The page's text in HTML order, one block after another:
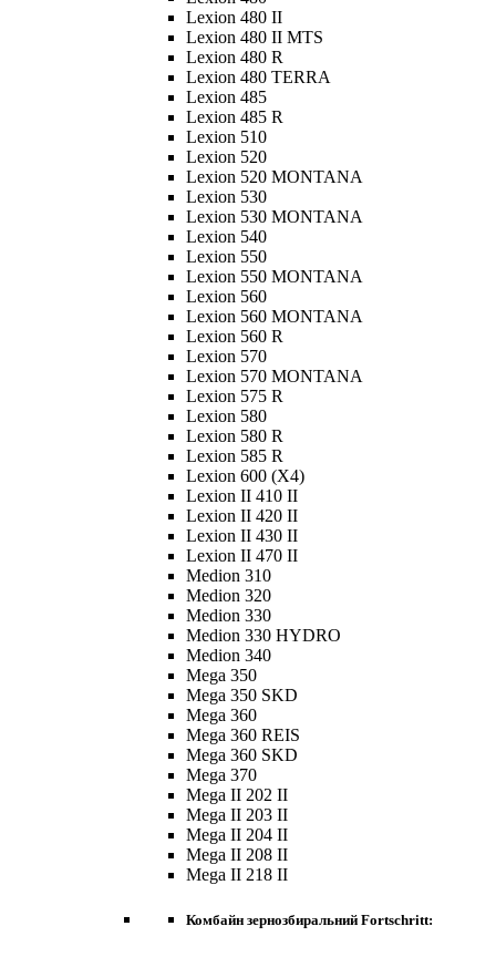
Lexion 480 II
Lexion 480 II MTS
Lexion 480 R
Lexion 480 TERRA
Lexion 485
Lexion 485 R
Lexion 510
Lexion 520
Lexion 520 MONTANA
Lexion 530
Lexion 530 MONTANA
Lexion 540
Lexion 550
Lexion 550 MONTANA
Lexion 560
Lexion 560 MONTANA
Lexion 560 R
Lexion 570
Lexion 570 MONTANA
Lexion 575 R
Lexion 580
Lexion 580 R
Lexion 585 R
Lexion 600 (X4)
Lexion II 410 II
Lexion II 420 II
Lexion II 430 II
Lexion II 470 II
Medion 310
Medion 320
Medion 330
Medion 330 HYDRO
Medion 340
Mega 350
Mega 350 SKD
Mega 360
Mega 360 REIS
Mega 360 SKD
Mega 370
Mega II 202 II
Mega II 203 II
Mega II 204 II
Mega II 208 II
Mega II 218 II
Комбайн зернозбиральний Fortschritt: